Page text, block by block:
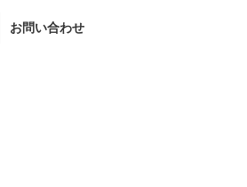
お問い合わせ